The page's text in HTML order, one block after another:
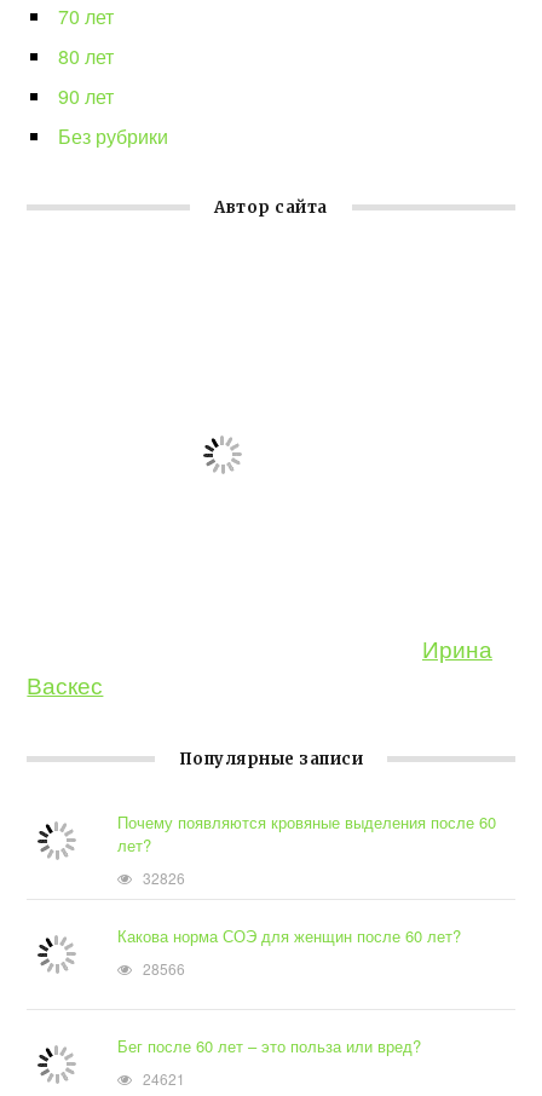
70 лет
80 лет
90 лет
Без рубрики
Автор сайта
Ирина
Васкес
Популярные записи
Почему появляются кровяные выделения после 60
лет?
32826
Какова норма СОЭ для женщин после 60 лет?
28566
Бег после 60 лет – это польза или вред?
24621